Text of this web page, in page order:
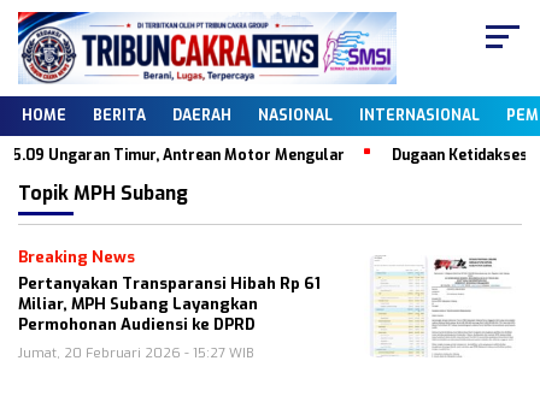
HOME BERITA DAERAH NASIONAL INTERNASIONAL
Ungaran Timur, Antrean Motor Mengular Dugaan
TopikMPH Subang
Breaking News
Pertanyakan Transparansi Hibah Rp 61
Miliar, MPH Subang Layangkan
Permohonan Audiensi ke DPRD
Jumat, 20 Februari 2026 - 15:27 WIB